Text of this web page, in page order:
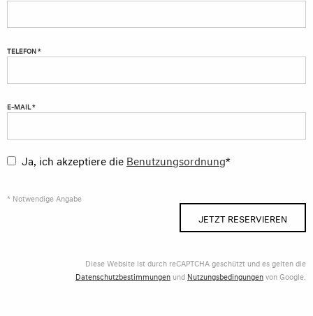
TELEFON *
E-MAIL *
Ja, ich akzeptiere die Benutzungsordnung*
* Notwendige Angabe
JETZT RESERVIEREN
Diese Website ist durch reCAPTCHA geschützt und es gelten die
Datenschutzbestimmungen und Nutzungsbedingungenvon Google.